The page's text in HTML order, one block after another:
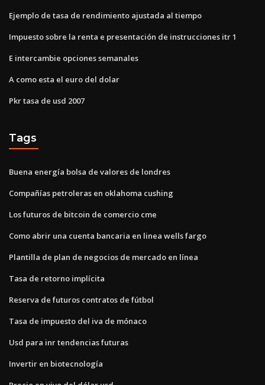
Ejemplo de tasa de rendimiento ajustada al tiempo
Impuesto sobre la renta e presentación de instrucciones itr 1
E intercambie opciones semanales
A como esta el euro del dolar
Pkr tasa de usd 2007
Tags
Buena energía bolsa de valores de londres
Compañías petroleras en oklahoma cushing
Los futuros de bitcoin de comercio cme
Como abrir una cuenta bancaria en linea wells fargo
Plantilla de plan de negocios de mercado en línea
Tasa de retorno implícita
Reserva de futuros contratos de fútbol
Tasa de impuesto del iva de mónaco
Usd para inr tendencias futuras
Invertir en biotecnología